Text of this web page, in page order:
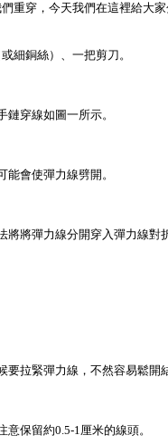
重穿，今天我們在這裡給大
細銅絲）、一把剪刀。
穿線如圖一所示。
會使彈力線劈開。
將彈力線分開穿入彈力線對
拉緊彈力線，不然容易鬆開
保留約0.5-1厘米的線頭。